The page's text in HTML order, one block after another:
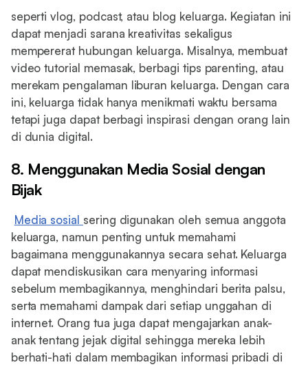
seperti vlog, podcast, atau blog keluarga. Kegiatan ini
dapat menjadi sarana kreativitas sekaligus
mempererat hubungan keluarga. Misalnya, membuat
video tutorial memasak, berbagi tips parenting, atau
merekam pengalaman liburan keluarga. Dengan cara
ini, keluarga tidak hanya menikmati waktu bersama
tetapi juga dapat berbagi inspirasi dengan orang lain
di dunia digital.
8. Menggunakan Media Sosial dengan
Bijak
Media sosial sering digunakan oleh semua anggota
keluarga, namun penting untuk memahami
bagaimana menggunakannya secara sehat. Keluarga
dapat mendiskusikan cara menyaring informasi
sebelum membagikannya, menghindari berita palsu,
serta memahami dampak dari setiap unggahan di
internet. Orang tua juga dapat mengajarkan anak-
anak tentang jejak digital sehingga mereka lebih
berhati-hati dalam membagikan informasi pribadi di